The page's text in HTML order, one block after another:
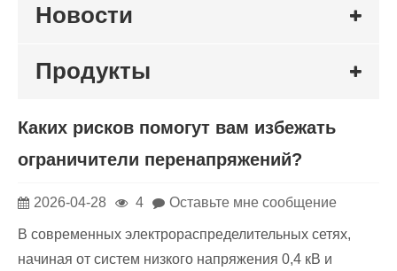
Новости
Продукты
Каких рисков помогут вам избежать
ограничители перенапряжений?
2026-04-28 4 Оставьте мне сообщение
В современных электрораспределительных сетях,
начиная от систем низкого напряжения 0,4 кВ и